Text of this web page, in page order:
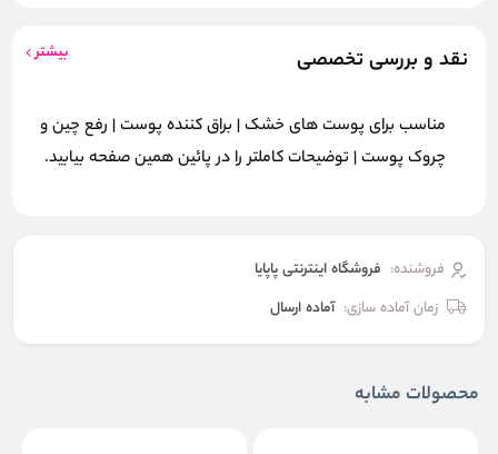
نقد و بررسی تخصصی بیشتر
مناسب برای پوست های خشک | براق کننده پوست | رفع چین و
چروک پوست | توضیحات کاملتر را در پائین همین صفحه بیابید.
فروشنده: فروشگاه اینترنتی پاپایا
زمان آماده سازی: آماده ارسال
محصولات مشابه